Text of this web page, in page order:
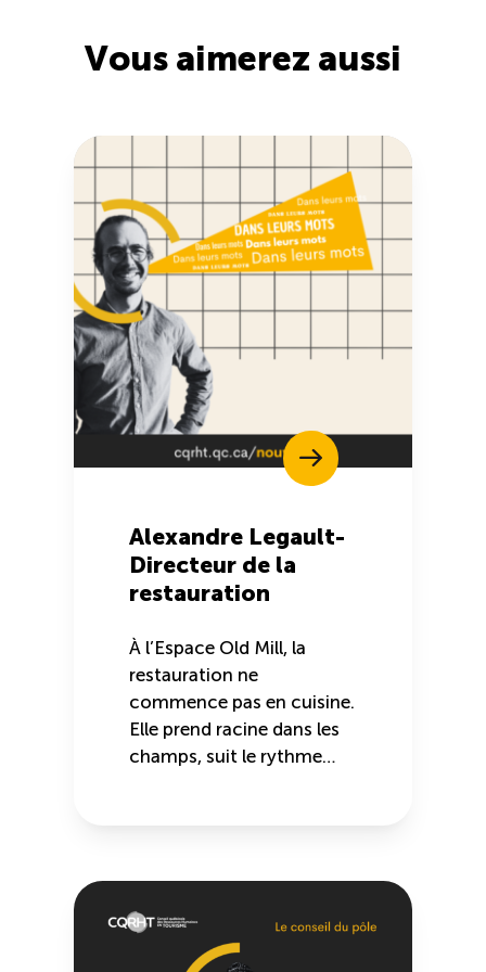
Chantier sur la saisonnalité
Bassins de main-d’oeuvre diversifiés
Devenir membre
Catalogue de formations en ligne
ÉTUDES
EN
INFOLETTRE
LinkedInVimeo
Vous aimerez aussi
Alexandre Legault-
Directeur de la
restauration
À l’Espace Old Mill, la
restauration ne
commence pas en cuisine.
Elle prend racine dans les
champs, suit le rythme…